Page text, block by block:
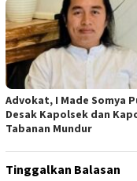
Advokat, I Made Somya
Desak Kapolsek dan
Tabanan Mundur
Tinggalkan Balasan